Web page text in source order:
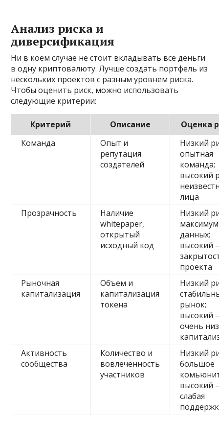
Анализ риска и
диверсификация
Ни в коем случае не стоит вкладывать все деньги
в одну криптовалюту. Лучше создать портфель из
нескольких проектов с разным уровнем риска.
Чтобы оценить риск, можно использовать
следующие критерии:
Критерий Описание
Оценка
Команда
Опыт и
репутация
создателей
Низкий
опытная
команда;
высокий
лица
Прозрачность
Наличие
whitepaper,
открытый
исходный код
Низкий
максимум
данных;
высокий
проекта
Рыночная
капитализация
Объем и
капитализация
токена
Низкий
рынок;
высокий
очень
Активность
сообщества
Количество и
вовлеченность
участников
Низкий
большое
высокий
слабая